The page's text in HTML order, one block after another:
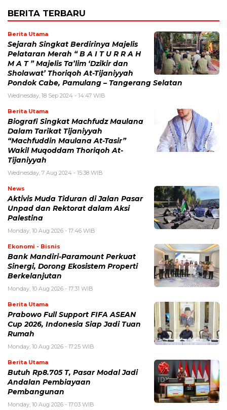
BERITA TERBARU
Berita Utama
Sejarah Singkat Berdirinya Majelis
Pelataran Merah “ B A I T U R R A H
M A T ” Majelis Ta’lim ‘Dzikir dan
Sholawat’ Thoriqoh At-Tijaniyyah
Pondok Cabe, Pamulang – Tangerang Selatan
Wednesday, 18 Sep 2024 - 14:47 WIB
Berita Utama
Biografi Singkat Machfudz Maulana
Dalam Tarikat Tijaniyyah
“Machfuddin Maulana At-Tasir”
Wakil Muqoddam Thoriqoh At-
Tijaniyyah
Wednesday, 7 Aug 2024 - 15:38 WIB
News
Aktivis Muda Tiduran di Jalan Pasar
Unpad dan Rektorat dalam Aksi
Palestina
Monday, 10 Aug 2026 - 17:46 WIB
Ekonomi - Bisnis
Bank Mandiri-Paramount Perkuat
Sinergi, Dorong Ekosistem Properti
Berkelanjutan
Monday, 10 Aug 2026 - 17:31 WIB
Berita Utama
Prabowo Full Support FIFA ASEAN
Cup 2026, Indonesia Siap Jadi Tuan
Rumah
Monday, 10 Aug 2026 - 17:25 WIB
Berita Utama
Butuh Rp8.705 T, Pasar Modal Jadi
Andalan Pembiayaan
Pembangunan
Monday, 10 Aug 2026 - 17:03 WIB